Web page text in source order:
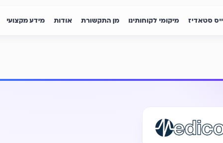
סטאדיז מיקומי לקוחותינו מן התקשורת אודות מידע מקצועי